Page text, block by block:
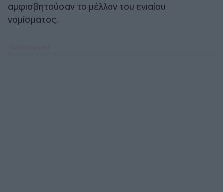
αμφισβητούσαν το μέλλον του ενιαίου
νομίσματος.